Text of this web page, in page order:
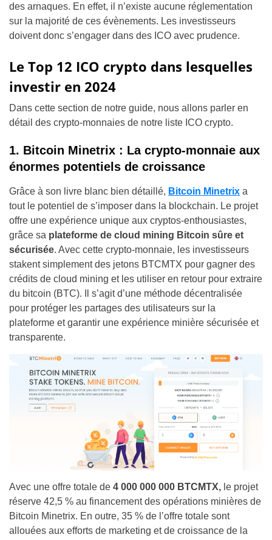
des arnaques. En effet, il n’existe aucune réglementation
sur la majorité de ces évènements. Les investisseurs
doivent donc s’engager dans des ICO avec prudence.
Le Top 12 ICO crypto dans lesquelles
investir en 2024
Dans cette section de notre guide, nous allons parler en
détail des crypto-monnaies de notre liste ICO crypto.
1. Bitcoin Minetrix : La crypto-monnaie aux
énormes potentiels de croissance
Grâce à son livre blanc bien détaillé, Bitcoin Minetrix a
tout le potentiel de s’imposer dans la blockchain. Le projet
offre une expérience unique aux cryptos-enthousiastes,
grâce sa plateforme de cloud mining Bitcoin sûre et
sécurisée. Avec cette crypto-monnaie, les investisseurs
stakent simplement des jetons BTCMTX pour gagner des
crédits de cloud mining et les utiliser en retour pour extraire
du bitcoin (BTC). Il s’agit d’une méthode décentralisée
pour protéger les partages des utilisateurs sur la
plateforme et garantir une expérience minière sécurisée et
transparente.
Avec une offre totale de 4 000 000 000 BTCMTX, le projet
réserve 42,5 % au financement des opérations minières de
Bitcoin Minetrix. En outre, 35 % de l’offre totale sont
allouées aux efforts de marketing et de croissance de la